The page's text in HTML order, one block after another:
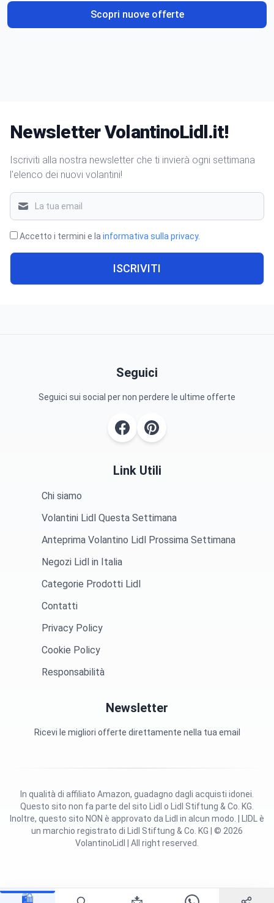
Scopri nuove offerte
🛍️
Newsletter VolantinoLidl.it!
Iscriviti alla nostra newsletter che ti invierà ogni settimana
l'elenco dei nuovi volantini!
Accetto i termini e la informativa sulla privacy.
ISCRIVITI
Seguici
Seguici sui social per non perdere le ultime offerte
Link Utili
Chi siamo
Volantini Lidl Questa Settimana
Anteprima Volantino Lidl Prossima Settimana
Negozi Lidl in Italia
Categorie Prodotti Lidl
Contatti
Privacy Policy
Cookie Policy
Responsabilità
Newsletter
Ricevi le migliori offerte direttamente nella tua email
Questo sito non fa parte del sito Lidl o Lidl Stiftung & Co. KG.
Inoltre, questo sito NON è approvato da Lidl in alcun modo. | LIDL è
un marchio registrato di Lidl Stiftung & Co. KG | © 2026
VolantinoLidl | All right reserved.
In qualità di affiliato Amazon, guadagno dagli acquisti idonei.